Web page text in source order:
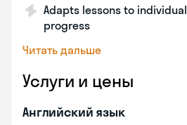
Adapts lessons to
progress
Читать дальше
Услуги и цены
Английский язык